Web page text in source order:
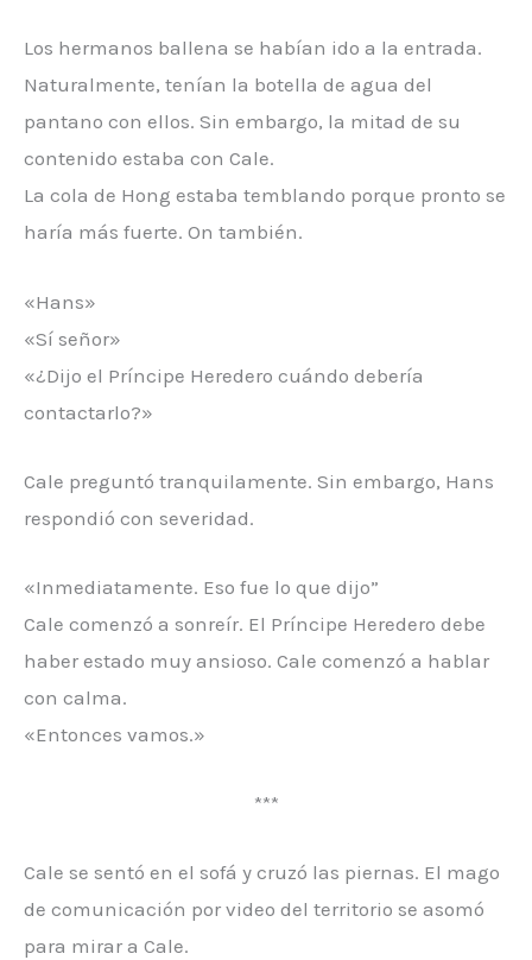
Los hermanos ballena se habían ido a la entrada.
Naturalmente, tenían la botella de agua del
pantano con ellos. Sin embargo, la mitad de su
contenido estaba con Cale.
La cola de Hong estaba temblando porque pronto se
haría más fuerte. On también.
«Hans»
«Sí señor»
«¿Dijo el Príncipe Heredero cuándo debería
contactarlo?»
Cale preguntó tranquilamente. Sin embargo, Hans
respondió con severidad.
«Inmediatamente. Eso fue lo que dijo”
Cale comenzó a sonreír. El Príncipe Heredero debe
haber estado muy ansioso. Cale comenzó a hablar
con calma.
«Entonces vamos.»
***
Cale se sentó en el sofá y cruzó las piernas. El mago
de comunicación por video del territorio se asomó
para mirar a Cale.